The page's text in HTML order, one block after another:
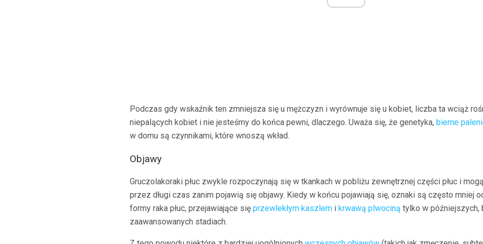
Podczas gdy wskaźnik ten zmniejsza się u mężczyzn i wyrównuje się u kobiet, liczba ta wciąż
niepalących kobiet i nie jesteśmy do końca pewni, dlaczego. Uważa się, że genetyka, bierne
w domu są czynnikami, które wnoszą wkład.
Objawy
Gruczolakoraki płuc zwykle rozpoczynają się w tkankach w pobliżu zewnętrznej części płuc i
przez długi czas zanim pojawią się objawy. Kiedy w końcu pojawiają się, oznaki są często mniej
formy raka płuc, przejawiające się przewlekłym kaszlem i krwawą plwociną tylko w późniejszych,
zaawansowanych stadiach.